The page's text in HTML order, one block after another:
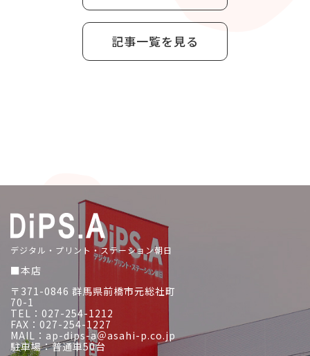
記事一覧を見る
デジタル・プリント・ステーション朝日
■本店
〒371-0846 群馬県前橋市元総社町
70-1
TEL：027-254-1212
FAX：027-254-1227
MAIL：ap-dips-a＠asahi-p.co.jp
駐車場：普通車50台